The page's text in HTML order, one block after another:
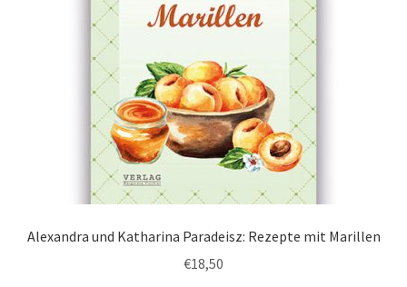
Alexandra und Katharina Paradeisz: Rezepte mit Marillen
€18,50